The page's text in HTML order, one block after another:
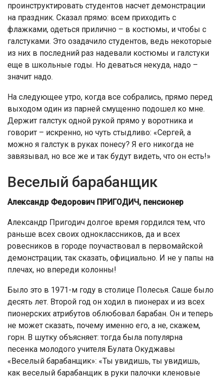
проинструктировать студентов насчет демонстрации
на праздник. Сказал прямо: всем приходить с
флажками, одеться прилично – в костюмы, и чтобы с
галстуками. Это озадачило студентов, ведь некоторые
из них в последний раз надевали костюмы и галстуки
еще в школьные годы. Но деваться некуда, надо –
значит надо.
На следующее утро, когда все собрались, прямо перед
выходом один из парней смущенно подошел ко мне.
Держит галстук одной рукой прямо у воротника и
говорит – искренно, но чуть стыдливо: «Сергей, а
можно я галстук в руках понесу? Я его никогда не
завязывал, но все же и так будут видеть, что он есть!»
Веселый барабанщик
Александр Федорович ПРИГОДИЧ, пенсионер
Александр Пригодич долгое время гордился тем, что
раньше всех своих одноклассников, да и всех
ровесников в городе поучаствовал в первомайской
демонстрации, так сказать, официально. И не у папы на
плечах, но впереди колонны!
Было это в 1971-м году в столице Полесья. Саше было
десять лет. Второй год он ходил в пионерах и из всех
пионерских атрибутов облюбовал барабан. Он и теперь
не может сказать, почему именно его, а не, скажем,
горн. В шутку объясняет: тогда была популярна
песенка молодого учителя Булата Окуджавы
«Веселый барабанщик»: «Ты увидишь, ты увидишь,
как веселый барабанщик в руки палочки кленовые